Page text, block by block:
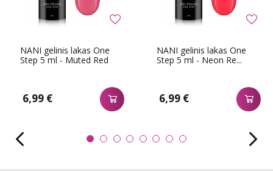
NANI gelinis lakas One
Step 5 ml - Muted Red
6,99 €
NANI gelinis lakas One
Step 5 ml - Neon Re...
6,99 €